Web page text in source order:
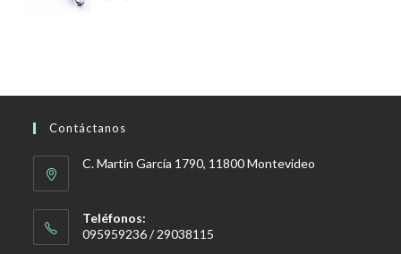
Contáctanos
C. Martín García 1790, 11800 Montevideo
Teléfonos:
095959236 / 29038115